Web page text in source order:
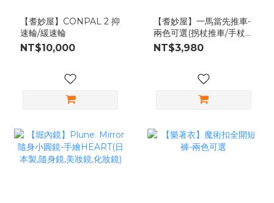
【耆妙屋】CONPAL 2 抑
速輪/緩速輪
NT$10,000
【耆妙屋】一馬當先推車-
兩色可選(拐杖推車/手杖推
車)
NT$3,980